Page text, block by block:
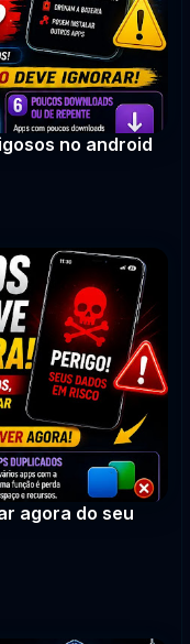
no android
agora do seu